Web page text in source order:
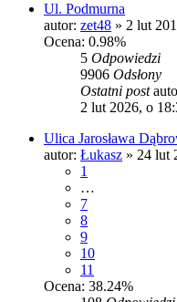
Ul. Podmurna
autor: zet48 » 2 lut
Ocena: 0.98%
5 Odpowiedzi
9906 Odsłony
Ostatni post
2 lut 2026, o
Ulica Jarosława
autor: Łukasz » 24 lut
1
…
7
8
9
10
11
Ocena: 38.24%